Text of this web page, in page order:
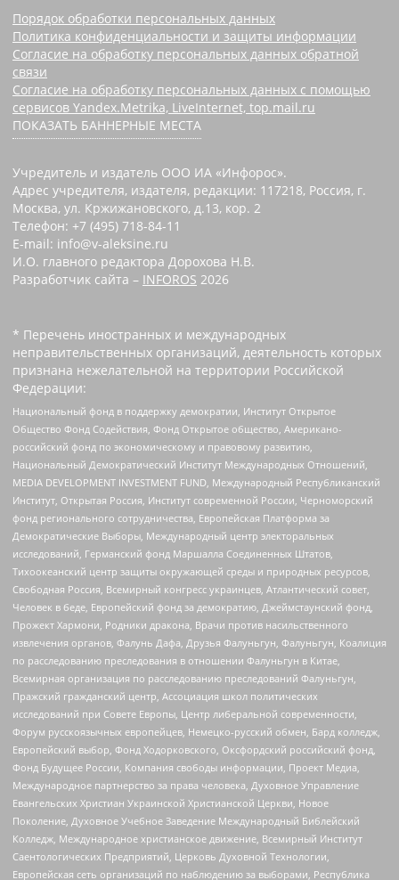
Порядок обработки персональных данных
Политика конфиденциальности и защиты информации
Согласие на обработку персональных данных обратной
связи
Согласие на обработку персональных данных с помощью
сервисов Yandex.Metrika, LiveInternet, top.mail.ru
ПОКАЗАТЬ БАННЕРНЫЕ МЕСТА
Учредитель и издатель ООО ИА «Инфорос».
Адрес учредителя, издателя, редакции: 117218, Россия, г.
Москва, ул. Кржижановского, д.13, кор. 2
Телефон: +7 (495) 718-84-11
E-mail: info@v-aleksine.ru
И.О. главного редактора Дорохова Н.В.
Разработчик сайта – INFOROS 2026
* Перечень иностранных и международных
неправительственных организаций, деятельность которых
признана нежелательной на территории Российской
Федерации:
Национальный фонд в поддержку демократии, Институт Открытое
Общество Фонд Содействия, Фонд Открытое общество, Американо-
российский фонд по экономическому и правовому развитию,
Национальный Демократический Институт Международных Отношений,
MEDIA DEVELOPMENT INVESTMENT FUND, Международный Республиканский
Институт, Открытая Россия, Институт современной России, Черноморский
фонд регионального сотрудничества, Европейская Платформа за
Демократические Выборы, Международный центр электоральных
исследований, Германский фонд Маршалла Соединенных Штатов,
Тихоокеанский центр защиты окружающей среды и природных ресурсов,
Свободная Россия, Всемирный конгресс украинцев, Атлантический совет,
Человек в беде, Европейский фонд за демократию, Джеймстаунский фонд,
Прожект Хармони, Родники дракона, Врачи против насильственного
извлечения органов, Фалунь Дафа, Друзья Фалуньгун, Фалуньгун, Коалиция
по расследованию преследования в отношении Фалуньгун в Китае,
Всемирная организация по расследованию преследований Фалуньгун,
Пражский гражданский центр, Ассоциация школ политических
исследований при Совете Европы, Центр либеральной современности,
Форум русскоязычных европейцев, Немецко-русский обмен, Бард колледж,
Европейский выбор, Фонд Ходорковского, Оксфордский российский фонд,
Фонд Будущее России, Компания свободы информации, Проект Медиа,
Международное партнерство за права человека, Духовное Управление
Евангельских Христиан Украинской Христианской Церкви, Новое
Поколение, Духовное Учебное Заведение Международный Библейский
Колледж, Международное христианское движение, Всемирный Институт
Саентологических Предприятий, Церковь Духовной Технологии,
Европейская сеть организаций по наблюдению за выборами, Республика